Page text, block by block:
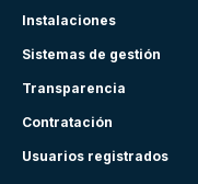
Instalaciones
Sistemas de gestión
Transparencia
Contratación
Usuarios registrados